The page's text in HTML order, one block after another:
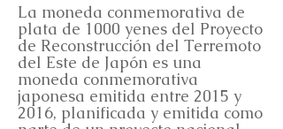
La moneda conmemorativa de
plata de 1000 yenes del Proyecto
de Reconstrucción del Terremoto
del Este de Japón es una
moneda conmemorativa
japonesa emitida entre 2015 y
2016, planificada y emitida como